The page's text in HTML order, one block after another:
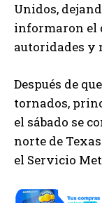
Unidos,
informaron el
autoridades y
Después de
tornados,
el sábado se
norte de
el Servicio